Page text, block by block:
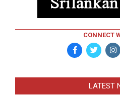
CONNECT
LATEST